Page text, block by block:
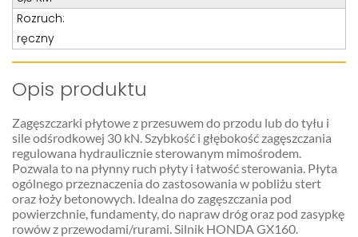
Rozruch:
ręczny
Opis produktu
Zagęszczarki płytowe z przesuwem do przodu lub do tyłu i
sile odśrodkowej 30 kN. Szybkość i głębokość zagęszczania
regulowana hydraulicznie sterowanym mimośrodem.
Pozwala to na płynny ruch płyty i łatwość sterowania. Płyta
ogólnego przeznaczenia do zastosowania w pobliżu stert
oraz łoży betonowych. Idealna do zagęszczania pod
powierzchnie, fundamenty, do napraw dróg oraz pod zasypkę
rowów z przewodami/rurami. Silnik HONDA GX160.